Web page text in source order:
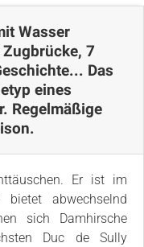
Wasser
7
Das
eines
Regelmäßige
Er ist im
abwechselnd
sich Damhirsche
Duc de Sully